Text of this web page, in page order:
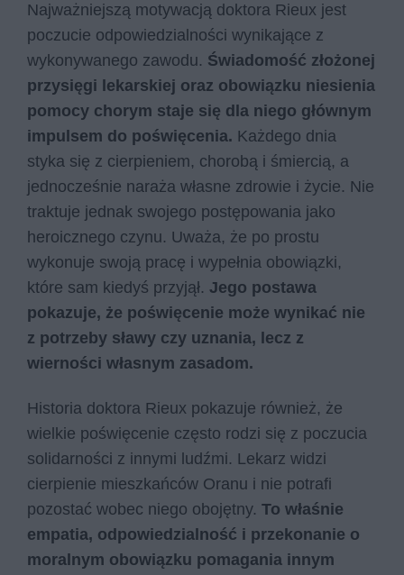
Najważniejszą motywacją doktora Rieux jest
poczucie odpowiedzialności wynikające z
wykonywanego zawodu. Świadomość złożonej
przysięgi lekarskiej oraz obowiązku niesienia
pomocy chorym staje się dla niego głównym
impulsem do poświęcenia. Każdego dnia
styka się z cierpieniem, chorobą i śmiercią, a
jednocześnie naraża własne zdrowie i życie. Nie
traktuje jednak swojego postępowania jako
heroicznego czynu. Uważa, że po prostu
wykonuje swoją pracę i wypełnia obowiązki,
które sam kiedyś przyjął. Jego postawa
pokazuje, że poświęcenie może wynikać nie
z potrzeby sławy czy uznania, lecz z
wierności własnym zasadom.
Historia doktora Rieux pokazuje również, że
wielkie poświęcenie często rodzi się z poczucia
solidarności z innymi ludźmi. Lekarz widzi
cierpienie mieszkańców Oranu i nie potrafi
pozostać wobec niego obojętny. To właśnie
empatia, odpowiedzialność i przekonanie o
moralnym obowiązku pomagania innym